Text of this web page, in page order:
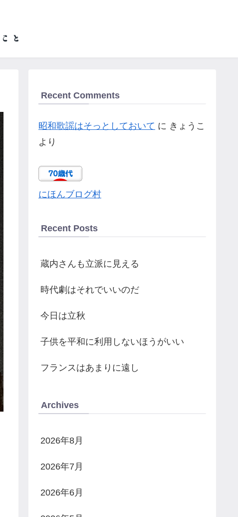
Recent Comments
昭和歌謡はそっとしておいて に きょうこ
より
にほんブログ村
Recent Posts
蔵内さんも立派に見える
時代劇はそれでいいのだ
今日は立秋
子供を平和に利用しないほうがいい
フランスはあまりに遠し
Archives
2026年8月
2026年7月
2026年6月